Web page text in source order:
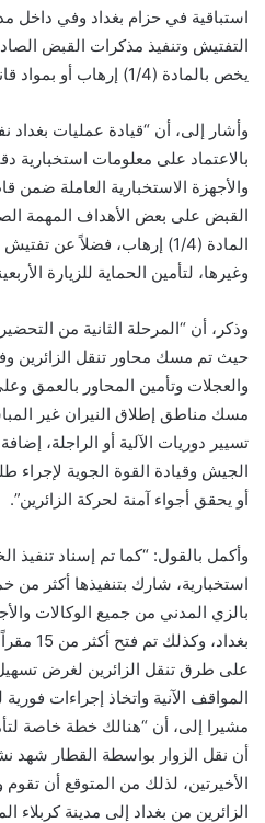
استباقية في حزام بغداد وفي داخل
التفتيش وتنفيذ مذكرات القبض
يخص بالمادة (1/4) إرهاب أو بمواد قانونية مختلفة”.
وأشار إلى، أن “قيادة عمليات
بالاعتماد على معلومات استخبارية
والأجهزة الاستخبارية العاملة ضمن
القبض على بعض الأهداف المهمة
المادة (1/4) إرهاب، فضلاً عن
وغيرها، لتأمين الحماية للزيارة
وذكر، أن “المرحلة الثانية من
حيث تم مسك محاور تنقل الزائرين
والعجلات وتأمين المحاور بالعمق
مسك مناطق إطلاق النيران غير
تسيير دوريات الآلية أو الراجلة،
الجيش وقيادة القوة الجوية لإجراء
أو يحقق أجواء آمنة لحركة الزائرين”.
وأكمل بالقول: “كما تم إسناد تنفيذ
استخبارية، شارك بتنفيذها أكثر
بالزي المدني من جميع الوكالات
بغداد،
على طرق تنقل الزائرين لغرض
المواقف الآنية واتخاذ إجراءات
مشيرا إلى، أن “هنالك خطة خاصة
أن نقل الزوار بواسطة القطار شهد
الأخيرتين، لذلك من المتوقع أن تقوم
الزائرين من بغداد إلى مدينة كربلاء